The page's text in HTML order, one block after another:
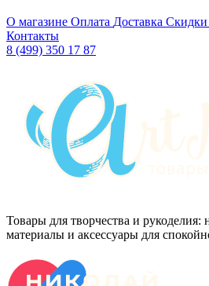
О магазине Оплата Доставка Скидки
Контакты
8 (499) 350 17 87
Товары для творчества и рукоделия:
материалы и аксессуары для